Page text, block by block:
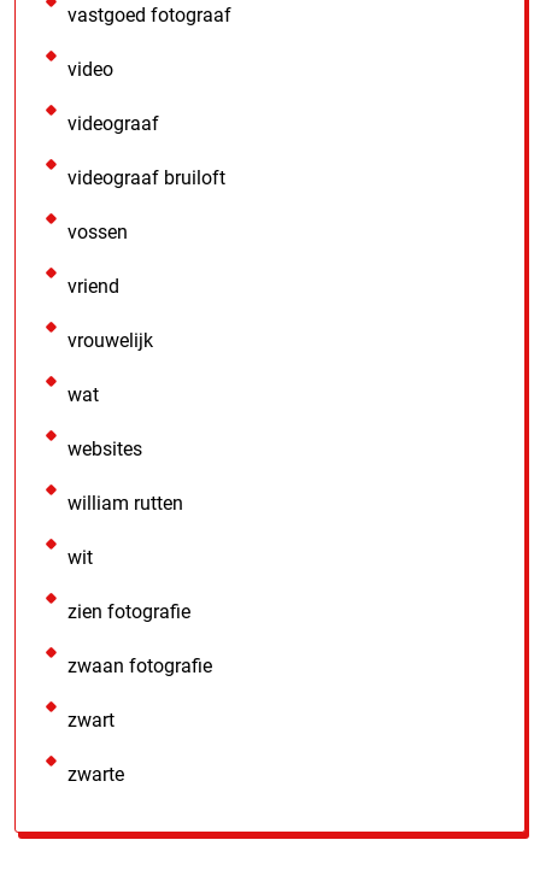
vastgoed fotograaf
video
videograaf
videograaf bruiloft
vossen
vriend
vrouwelijk
wat
websites
william rutten
wit
zien fotografie
zwaan fotografie
zwart
zwarte